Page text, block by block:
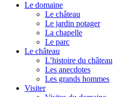
Le domaine
Le château
Le jardin potager
La chapelle
Le parc
Le château
L’histoire du château
Les anecdotes
Les grands hommes
Visiter